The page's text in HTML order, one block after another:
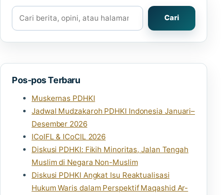
Cari
Cari
Pos-pos Terbaru
Muskernas PDHKI
Jadwal Mudzakaroh PDHKI Indonesia Januari–
Desember 2026
ICoIFL & ICoCIL 2026
Diskusi PDHKI: Fikih Minoritas, Jalan Tengah
Muslim di Negara Non-Muslim
Diskusi PDHKI Angkat Isu Reaktualisasi
Hukum Waris dalam Perspektif Maqashid Ar-